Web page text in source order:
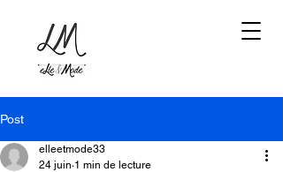
Post
elleetmode33
24 juin 1 min de lecture